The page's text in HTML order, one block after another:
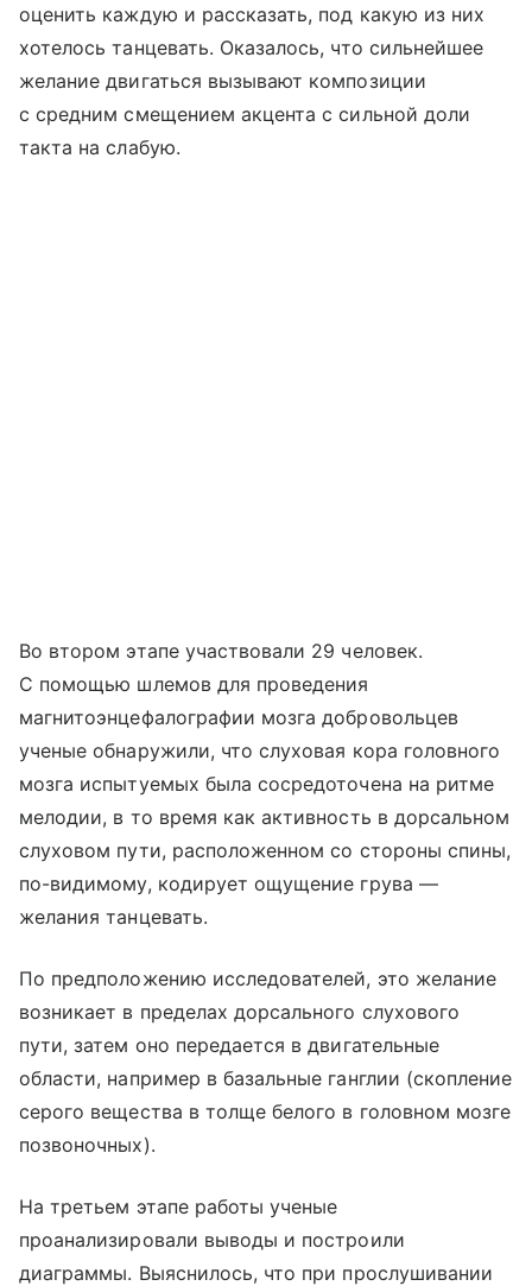
оценить каждую и рассказать, под какую из них
хотелось танцевать. Оказалось, что сильнейшее
желание двигаться вызывают композиции
с средним смещением акцента с сильной доли
такта на слабую.
Во втором этапе участвовали 29 человек.
С помощью шлемов для проведения
магнитоэнцефалографии мозга добровольцев
ученые обнаружили, что слуховая кора головного
мозга испытуемых была сосредоточена на ритме
мелодии, в то время как активность в дорсальном
слуховом пути, расположенном со стороны спины,
по-видимому, кодирует ощущение грува —
желания танцевать.
По предположению исследователей, это желание
возникает в пределах дорсального слухового
пути, затем оно передается в двигательные
области, например в базальные ганглии (скопление
серого вещества в толще белого в головном мозге
позвоночных).
На третьем этапе работы ученые
проанализировали выводы и построили
диаграммы. Выяснилось, что при прослушивании